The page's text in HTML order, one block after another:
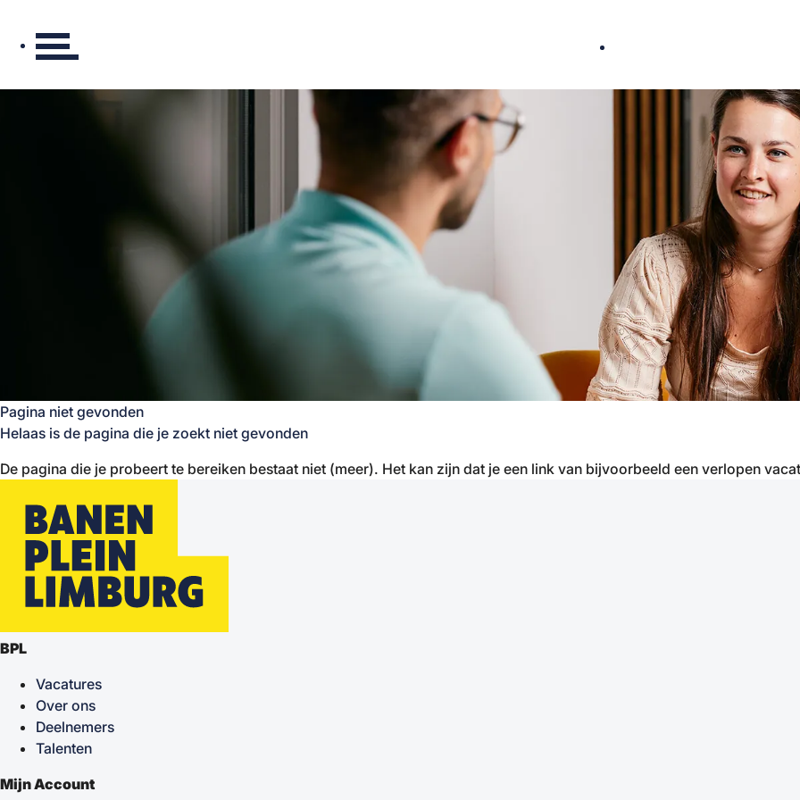
Pagina niet gevonden
Helaas is de pagina die je zoekt niet gevonden
De pagina die je probeert te bereiken bestaat niet (meer). Het kan zijn dat je een link van bijvoorbeeld een verlopen
BPL
Vacatures
Over ons
Deelnemers
Talenten
Mijn Account